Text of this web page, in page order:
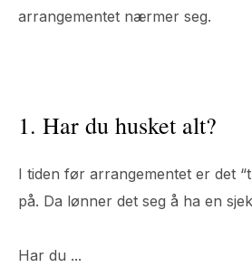
arrangementet nærmer seg.
1. Har du husket alt?
I tiden før arrangementet er det
på. Da lønner det seg å ha en
Har du ...